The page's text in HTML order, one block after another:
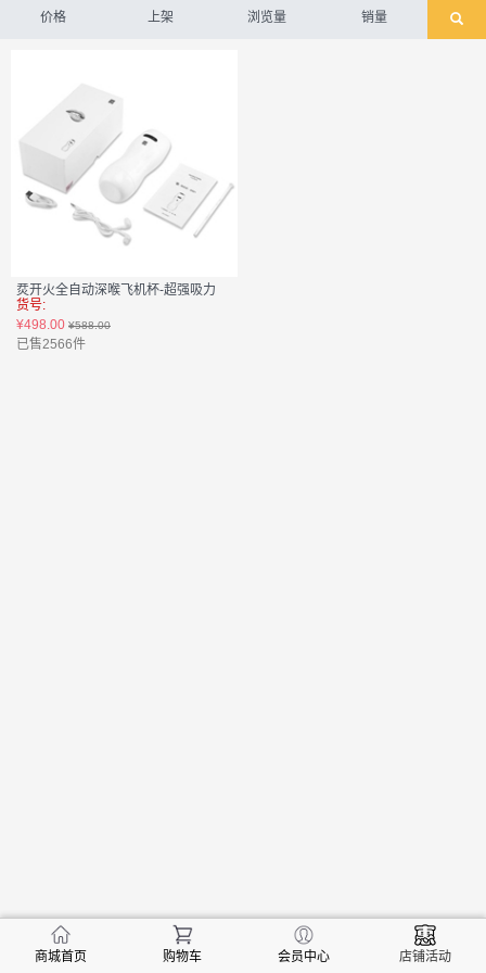
价格 上架 浏览量 销量
烎开火全自动深喉飞机杯-超强吸力
货号:
¥498.00 ¥588.00
已售2566件
商城首页 购物车 会员中心 店铺活动